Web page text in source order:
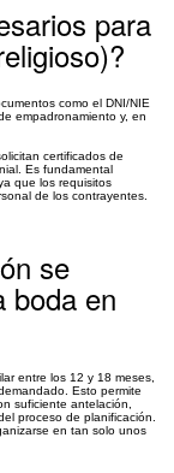
para
como el DNI/NIE
empadronamiento y, en
certificados de
Es fundamental
que los requisitos
de los contrayentes.
se
boda en
entre los 12 y 18 meses,
Esto permite
suficiente antelación,
proceso de planificación.
en tan solo unos